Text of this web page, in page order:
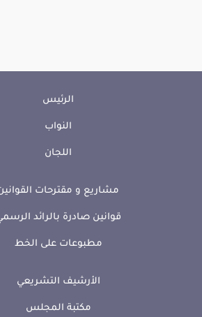
الرئيس
النواب
اللجان
مشاريع و مقترحات
قوانين صادرة بالرائد
مطبوعات على الخط
الأرشيف التشريعي
مكتبة المجلس